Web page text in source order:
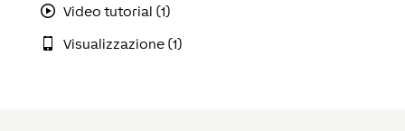
Video tutorial (1)
Visualizzazione (1)